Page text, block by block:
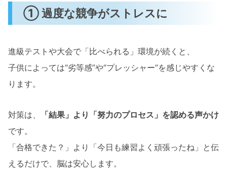
① 過度な競争がストレスに
進級テストや大会で「比べられる」環境が続くと、
子供によっては“劣等感”や“プレッシャー”を感じやすくな
ります。
対策は、
「結果」より「努力のプロセス」を認める声かけ
です。
「合格できた？」より「今日も練習よく頑張ったね」と伝
えるだけで、脳は安心します。